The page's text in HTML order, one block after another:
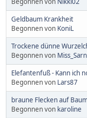
Geldbaum Krankheit
Begonnen von KoniL
Trockene dünne
Begonnen von
Elefantenfuß - Kann ich
Begonnen von Lars87
braune Flecken auf
Begonnen von karoline